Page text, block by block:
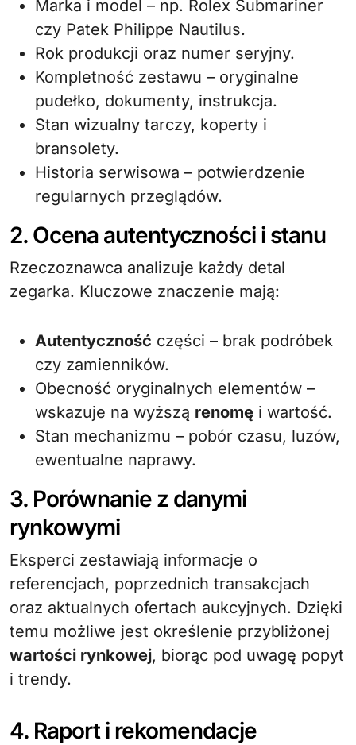
Marka i model – np. Rolex Submariner
czy Patek Philippe Nautilus.
Rok produkcji oraz numer seryjny.
Kompletność zestawu – oryginalne
pudełko, dokumenty, instrukcja.
Stan wizualny tarczy, koperty i
bransolety.
Historia serwisowa – potwierdzenie
regularnych przeglądów.
2. Ocena autentyczności i stanu
Rzeczoznawca analizuje każdy detal
zegarka. Kluczowe znaczenie mają:
Autentyczność części – brak podróbek
czy zamienników.
Obecność oryginalnych elementów –
wskazuje na wyższą renomę i wartość.
Stan mechanizmu – pobór czasu, luzów,
ewentualne naprawy.
3. Porównanie z danymi
rynkowymi
Eksperci zestawiają informacje o
referencjach, poprzednich transakcjach
oraz aktualnych ofertach aukcyjnych. Dzięki
temu możliwe jest określenie przybliżonej
wartości rynkowej, biorąc pod uwagę popyt
i trendy.
4. Raport i rekomendacje